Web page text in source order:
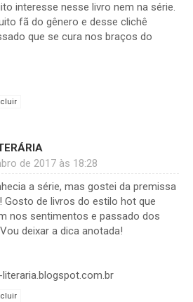
interesse nesse livro nem na série.
fã do gênero e desse clichê
que se cura nos braços do
de 2017 às 18:28
a série, mas gostei da premissa
Gosto de livros do estilo hot que
nos sentimentos e passado dos
deixar a dica anotada!